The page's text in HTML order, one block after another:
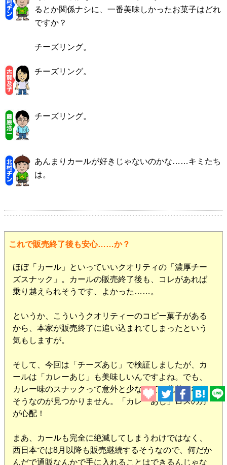
るとか関係ナシに、一番美味しかったお菓子はどれ
ですか？
チーズリング。
チーズリング。
チーズリング。
あんまりカールが好きじゃないのかな……キミたち
は。
これで販売終了後も安心……か？
ほぼ「カール」といっていいクオリティの「濃厚チー
ズスナック」。カールの販売終了後も、コレがあれば
乗り越えられそうです、よかった……。
というか、こういうクオリティーのコピー菓子がある
から、本家が販売終了に追い込まれてしまったという
気もしますが。
そして、今回は「チーズあじ」で検証しましたが、カ
ールは「カレーあじ」も美味しいんですよね。でも、
カレー味のスナックって意外と少なくて、代替になり
そうなのが見つかりません。「カレーあじ」ロスの方
が心配！
まあ、カールも完全に絶滅してしまうわけではなく、
西日本では8月以降も販売継続するそうなので、何だか
んだで通販なんかで手に入れることはできるんじゃな